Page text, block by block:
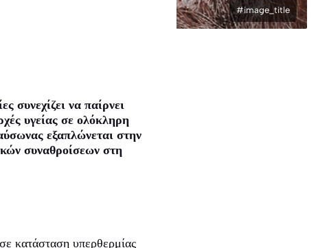
#image_title
συνεχίζει να παίρνει
υγείας σε ολόκληρη
εξαπλώνεται στην
συναθροίσεων στη
κατάσταση υπερθερμίας